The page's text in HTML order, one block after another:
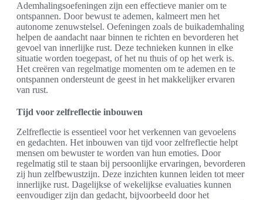
Ademhalingsoefeningen zijn een effectieve manier om te
ontspannen. Door bewust te ademen, kalmeert men het
autonome zenuwstelsel. Oefeningen zoals de buikademhaling
helpen de aandacht naar binnen te richten en bevorderen het
gevoel van innerlijke rust. Deze technieken kunnen in elke
situatie worden toegepast, of het nu thuis of op het werk is.
Het creëren van regelmatige momenten om te ademen en te
ontspannen ondersteunt de geest in het makkelijker ervaren
van rust.
Tijd voor zelfreflectie inbouwen
Zelfreflectie is essentieel voor het verkennen van gevoelens
en gedachten. Het inbouwen van tijd voor zelfreflectie helpt
mensen om bewuster te worden van hun emoties. Door
regelmatig stil te staan bij persoonlijke ervaringen, bevorderen
zij hun zelfbewustzijn. Deze inzichten kunnen leiden tot meer
innerlijke rust. Dagelijkse of wekelijkse evaluaties kunnen
eenvoudiger zijn dan gedacht, bijvoorbeeld door het